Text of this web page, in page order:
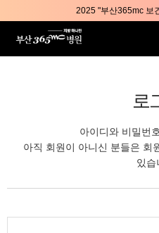
2025 "부산365mc 보
부산365mc병원, 8/
로
아이디와 비밀번
아직 회원이 아니신 분들은 회
있습